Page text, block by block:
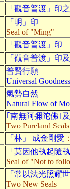
「觀音普渡」印
「明」印
Seal of "Ming"
「觀音普渡」印
「觀音普渡」印及
普賢行願
Universal
氣勢自然
Natural Flow of
｢南無阿彌陀佛｣
Two Pureland Seals
「林」 成金剛愛
「莫因他執起隨
Seal of "Not to
「常以法光照耀
Two New Seals